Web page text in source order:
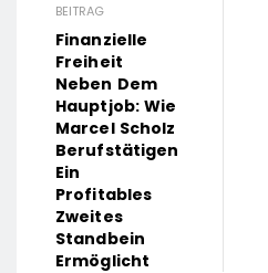
BEITRAG
Finanzielle
Freiheit
Neben Dem
Hauptjob: Wie
Marcel Scholz
Berufstätigen
Ein
Profitables
Zweites
Standbein
Ermöglicht